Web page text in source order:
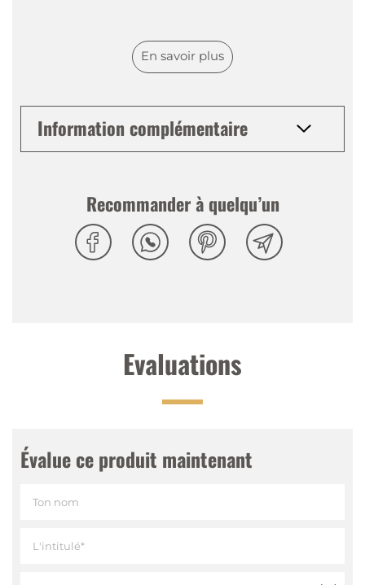
En savoir plus
Information complémentaire
Recommander à quelqu’un
Evaluations
Évalue ce produit maintenant